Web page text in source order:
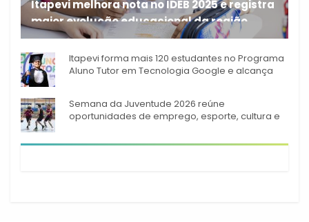
Itapevi melhora nota no IDEB 2025 e registra
maior evolução educacional da região
A rede municipal de ensino
Itapevi forma mais 120 estudantes no Programa
Aluno Tutor em Tecnologia Google e alcança
Semana da Juventude 2026 reúne
oportunidades de emprego, esporte, cultura e